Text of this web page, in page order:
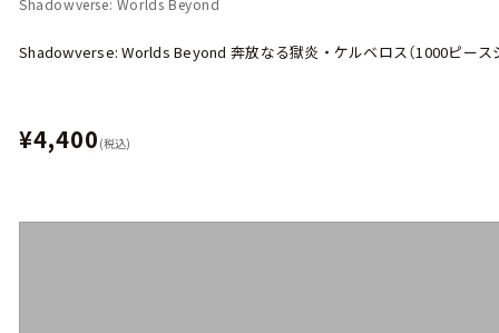
Shadowverse: Worlds Beyond 奔放なる獄炎・ケルベロス（1000ピース
¥4,400 (税込)